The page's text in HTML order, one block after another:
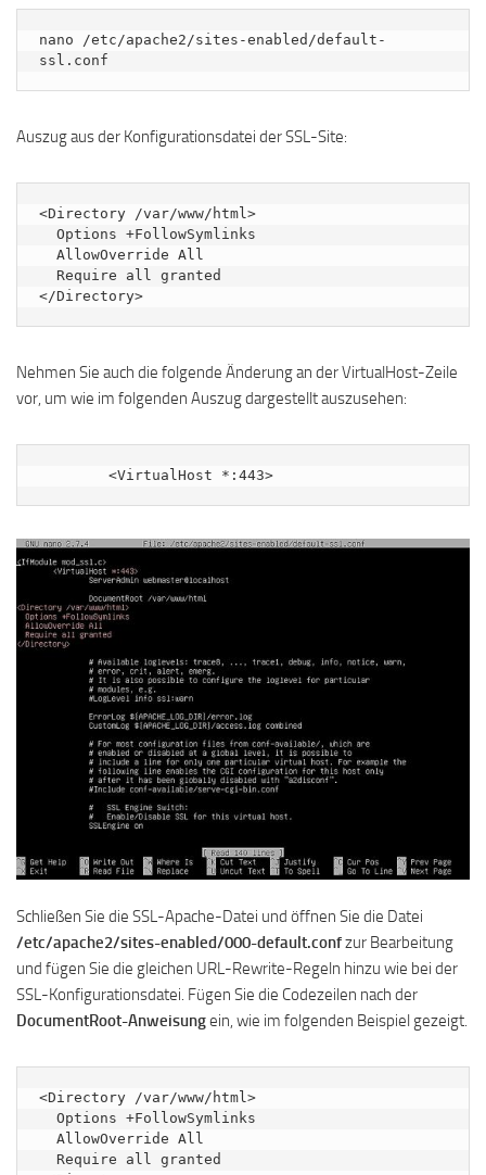
nano /etc/apache2/sites-enabled/default-
ssl.conf
Auszug aus der Konfigurationsdatei der SSL-Site:
<Directory /var/www/html>
Options +FollowSymlinks
AllowOverride All
Require all granted
</Directory>
Nehmen Sie auch die folgende Änderung an der VirtualHost-Zeile
vor, um wie im folgenden Auszug dargestellt auszusehen:
<VirtualHost *:443>
Schließen Sie die SSL-Apache-Datei und öffnen Sie die Datei
/etc/apache2/sites-enabled/000-default.confzur Bearbeitung
und fügen Sie die gleichen URL-Rewrite-Regeln hinzu wie bei der
SSL-Konfigurationsdatei. Fügen Sie die Codezeilen nach der
DocumentRoot-Anweisungein, wie im folgenden Beispiel gezeigt.
<Directory /var/www/html>
Options +FollowSymlinks
AllowOverride All
Require all granted